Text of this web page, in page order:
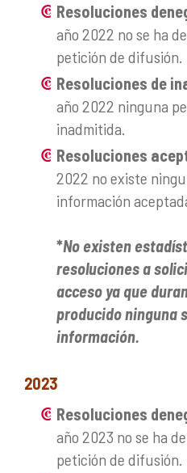
Resoluciones
año 2022 no se ha
petición de difusión.
Resoluciones de
año 2022 ninguna
inadmitida.
Resoluciones
2022 no existe
información
*No existen
resoluciones a
acceso ya que
producido ninguna
información.
2023
Resoluciones
año 2023 no se ha
petición de difusión.